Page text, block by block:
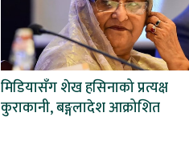
मिडियासँग शेख हसिनाको प्रत्यक्ष
कुराकानी, बङ्गलादेश आक्रोशित